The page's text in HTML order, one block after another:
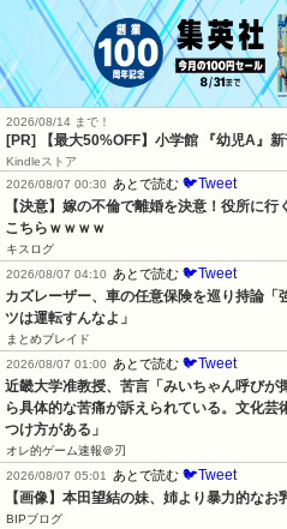
2026/08/14 まで！
[PR] 【最大50%OFF】小学館 『幼児A』
Kindleストア
2026/08/07 00:30
あとで読む 🐦Tweet
【決意】嫁の不倫で離婚を決意！役所に
こちらｗｗｗｗ
キスログ
2026/08/07 04:10
あとで読む 🐦Tweet
カズレーザー、車の任意保険を巡り持論
ツは運転すんなよ」
まとめブレイド
2026/08/07 01:00
あとで読む 🐦Tweet
近畿大学准教授、苦言「みいちゃん呼びが
ら具体的な苦痛が訴えられている。文化
つけ方がある」
オレ的ゲーム速報＠刃
2026/08/07 05:01
あとで読む 🐦Tweet
【画像】本田望結の妹、姉より暴力的な
BIPブログ